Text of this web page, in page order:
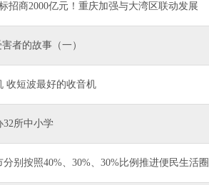
招商2000亿元！重庆加强与大湾区联动发展
者的故事（一）
收短波最好的收音机
32所中小学
分别按照40%、30%、30%比例推进便民生活